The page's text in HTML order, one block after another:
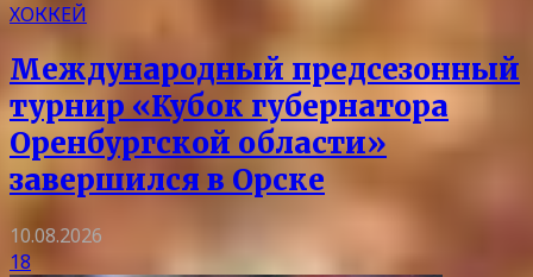
ХОККЕЙ
Международный предсезонный
турнир «Кубок губернатора
Оренбургской области»
завершился в Орске
10.08.2026
18